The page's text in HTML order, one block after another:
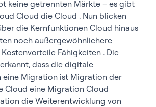
keine getrennten Märkte – es gibt
Cloud die Cloud . Nun blicken
die Kernfunktionen Cloud hinaus
noch außergewöhnlichere
Fähigkeiten . Die
dass die digitale
eine Migration ist Migration der
Cloud eine Migration Cloud
die Weiterentwicklung von